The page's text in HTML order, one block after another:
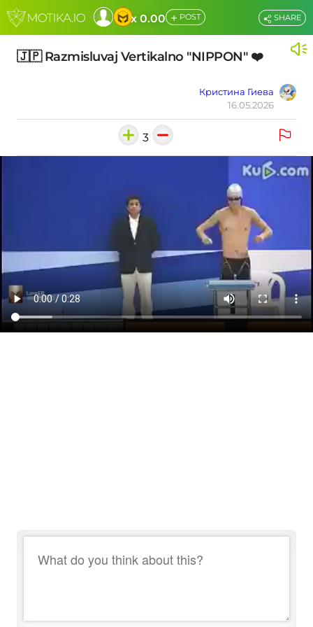
x 0.00 + POST
🇯🇵 Razmisluvaj Vertikalno "NIPPON" ❤️
Кристина Гиева
16.05.2026
SHARE
3